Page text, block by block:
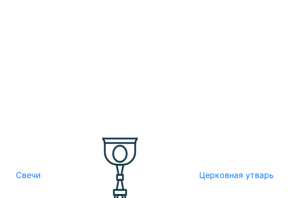
Свечи Церковная утварь